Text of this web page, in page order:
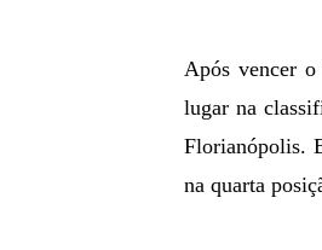
Após vencer
lugar na
Florianópolis.
na quarta